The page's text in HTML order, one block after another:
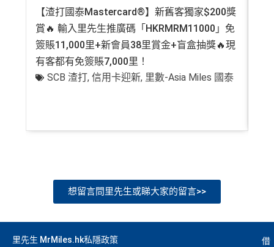
【渣打國泰Mastercard®】新舊客獨家$200獎
賞🔥 輸入里先生推廣碼「HKRMRM11000」免
簽賬11,000里+新會員38里賞金+盲盒抽獎🔥現
有客都有免簽賬7,000里！
SCB 渣打,信用卡迎新, 里數-Asia Miles 國泰
想留言問里先生或睇大家的留言>>
里先生 MrMiles.hk私隱政策
借